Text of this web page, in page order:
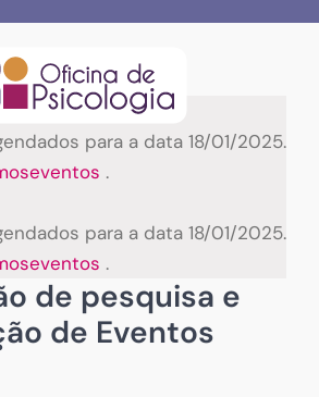
para a data 18/01/2025.
.
para a data 18/01/2025.
.
de pesquisa e
de Eventos